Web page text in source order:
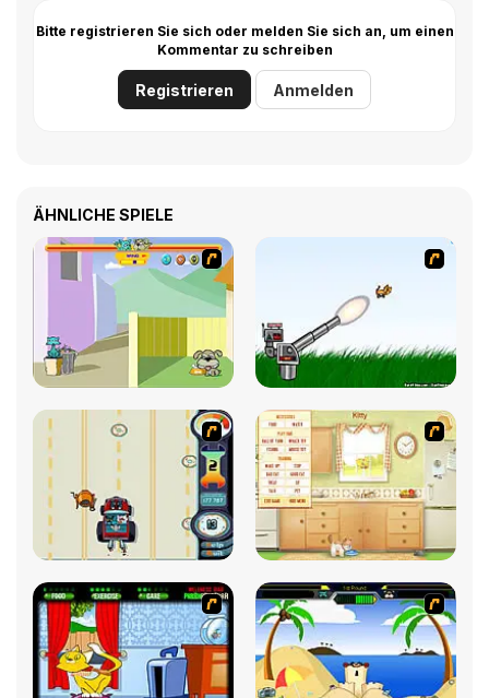
Bitte registrieren Sie sich oder melden Sie sich an, um einen
Kommentar zu schreiben
Registrieren Anmelden
ÄHNLICHE SPIELE